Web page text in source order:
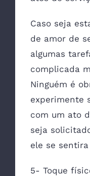
Caso seja
de amor de
algumas
complicada
Ninguém é
experimente
com um ato
seja
ele se
5- Toque